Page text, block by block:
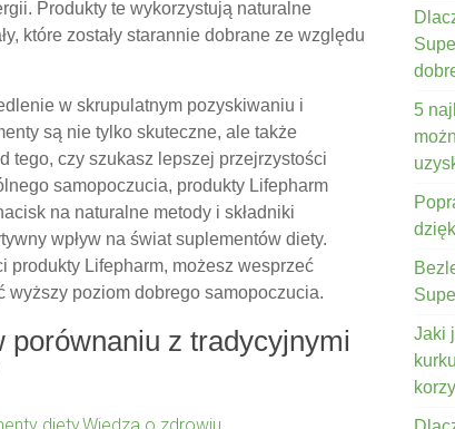
Produkty te wykorzystują naturalne
które zostały starannie dobrane ze względu
w skrupulatnym pozyskiwaniu i
są nie tylko skuteczne, ale także
tego, czy szukasz lepszej przejrzystości
samopoczucia, produkty Lifepharm
na naturalne metody i składniki
wpływ na świat suplementów diety.
produkty Lifepharm, możesz wesprzeć
poziom dobrego samopoczucia.
z tradycyjnymi
5
Jaki